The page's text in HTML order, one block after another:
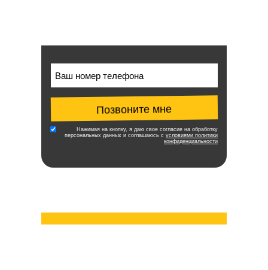
Позвоните мне
Нажимая на кнопку, я даю свое согласие на обработку
персональных данных и соглашаюсь с условиями политики
конфиденциальности